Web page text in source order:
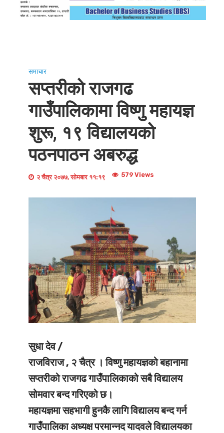
समाचार
सप्तरीको राजगढ
गाउँपालिकामा विष्णु महायज्ञ
शुरू, १९ विद्यालयको
पठनपाठन अबरुद्ध
२ चैत्र २०७७, सोमबार ११:१९ 579 Views
सुधा देव /
राजविराज , २ चैत्र । विष्णु महायज्ञको बहानामा
सप्तरीको राजगढ गाउँपालिकाको सबै विद्यालय
सोमवार बन्द गरिएको छ।
महायज्ञमा सहभागी हुनकै लागि विद्यालय बन्द गर्न
गाउँपालिका अध्यक्ष परमान्नद यादवले विद्यालयका